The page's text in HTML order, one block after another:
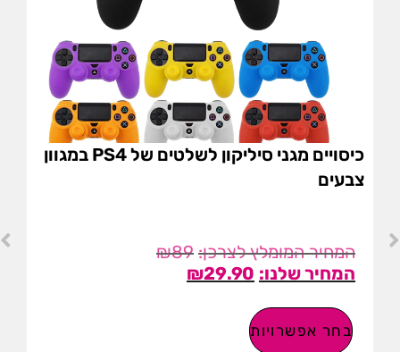
כיסויים מגני סיליקון לשלטים של PS4 במגוון
צבעים
₪89
₪29.90
בחר אפשרויות